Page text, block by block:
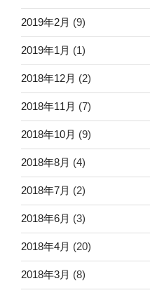
2019年2月 (9)
2019年1月 (1)
2018年12月 (2)
2018年11月 (7)
2018年10月 (9)
2018年8月 (4)
2018年7月 (2)
2018年6月 (3)
2018年4月 (20)
2018年3月 (8)